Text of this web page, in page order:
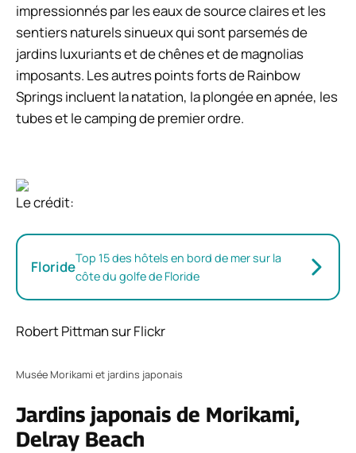
impressionnés par les eaux de source claires et les
sentiers naturels sinueux qui sont parsemés de
jardins luxuriants et de chênes et de magnolias
imposants. Les autres points forts de Rainbow
Springs incluent la natation, la plongée en apnée, les
tubes et le camping de premier ordre.
Le crédit:
FlorideTop 15 des hôtels en bord de mer sur la
côte du golfe de Floride
Robert Pittman sur Flickr
Musée Morikami et jardins japonais
Jardins japonais de Morikami,
Delray Beach